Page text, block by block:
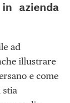
azienda
ad
illustrare
e come
stia